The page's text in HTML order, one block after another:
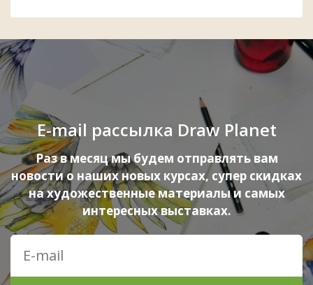
E-mail рассылка Draw Planet
Раз в месяц мы будем отправлять вам
новости о наших новых курсах, супер скидках
на художественные материалы и самых
интересных выставках.